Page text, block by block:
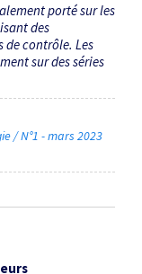
porté sur les
des
contrôle. Les
sur des séries
/ N°1 - mars 2023